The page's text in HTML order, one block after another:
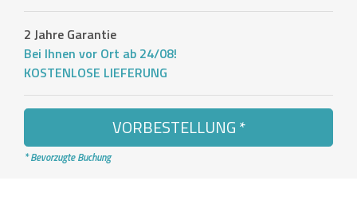
2 Jahre Garantie
Bei Ihnen vor Ort ab 24/08!
KOSTENLOSE LIEFERUNG
VORBESTELLUNG *
* Bevorzugte Buchung